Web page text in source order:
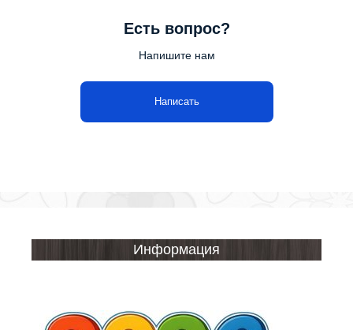
Есть вопрос?
Напишите нам
Написать
Информация